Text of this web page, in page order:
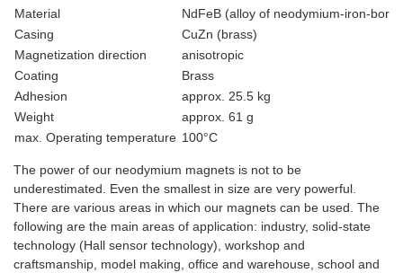
Material
NdFeB (alloy of neodymium-iron-
Casing
CuZn (brass)
Magnetization direction
anisotropic
Coating
Brass
Adhesion
approx. 25.5 kg
Weight
approx. 61 g
max. Operating temperature 100°C
The power of our neodymium magnets is not to be
underestimated. Even the smallest in size are very powerful.
There are various areas in which our magnets can be used. The
following are the main areas of application: industry, solid-state
technology (Hall sensor technology), workshop and
craftsmanship, model making, office and warehouse, school and